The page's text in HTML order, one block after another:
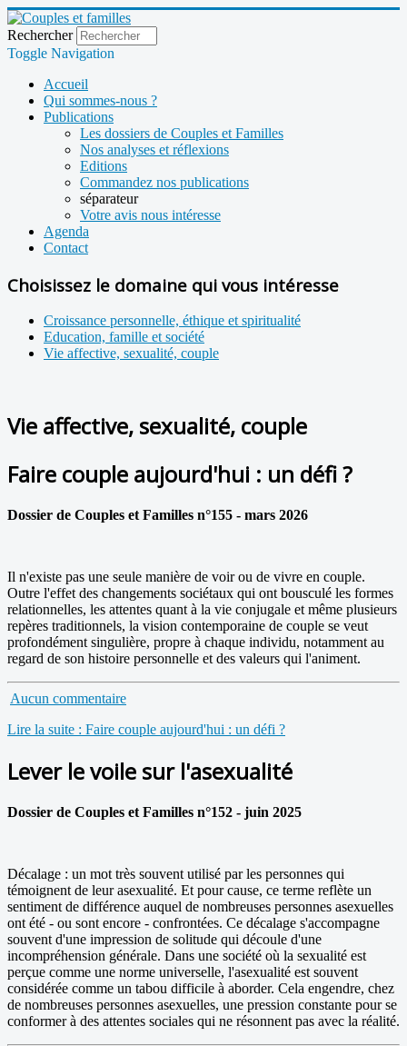
Rechercher
Toggle Navigation
Accueil
Qui sommes-nous ?
Publications
Les dossiers de Couples et Familles
Nos analyses et réflexions
Editions
Commandez nos publications
séparateur
Votre avis nous intéresse
Agenda
Contact
Choisissez le domaine qui vous intéresse
Croissance personnelle, éthique et spiritualité
Education, famille et société
Vie affective, sexualité, couple
Vie affective, sexualité, couple
Faire couple aujourd'hui : un défi ?
Dossier de Couples et Familles n°155 - mars 2026
Il n'existe pas une seule manière de voir ou de vivre en couple.
Outre l'effet des changements sociétaux qui ont bousculé les formes
relationnelles, les attentes quant à la vie conjugale et même plusieurs
repères traditionnels, la vision contemporaine de couple se veut
profondément singulière, propre à chaque individu, notamment au
regard de son histoire personnelle et des valeurs qui l'animent.
Aucun commentaire
Lire la suite : Faire couple aujourd'hui : un défi ?
Lever le voile sur l'asexualité
Dossier de Couples et Familles n°152 - juin 2025
Décalage : un mot très souvent utilisé par les personnes qui
témoignent de leur asexualité. Et pour cause, ce terme reflète un
sentiment de différence auquel de nombreuses personnes asexuelles
ont été - ou sont encore - confrontées. Ce décalage s'accompagne
souvent d'une impression de solitude qui découle d'une
incompréhension générale. Dans une société où la sexualité est
perçue comme une norme universelle, l'asexualité est souvent
considérée comme un tabou difficile à aborder. Cela engendre, chez
de nombreuses personnes asexuelles, une pression constante pour se
conformer à des attentes sociales qui ne résonnent pas avec la réalité.